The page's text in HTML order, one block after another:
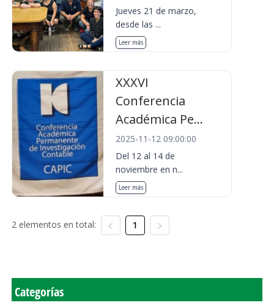
Jueves 21 de marzo,
desde las ...
Leer más
XXXVI
Conferencia
Académica Pe...
2025-11-12 09:00:00
Del 12 al 14 de
noviembre en n...
Leer más
2 elementos en total: 1
Categorías